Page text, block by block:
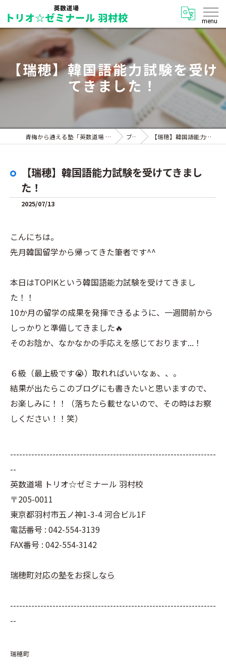
【瑞穂】韓国語能力試験を受け
てきました！
青梅から通える塾「英数道場 トリオ☆ゼミナール 羽村校」 ブログ 【瑞穂】韓国語能力試験を受けてきました！
【瑞穂】韓国語能力試験を受けてきまし
た！
2025/07/13
こんにちは。
先月韓国留学から帰ってきた筆者です^^
本日はTOPIKという韓国語能力試験を受けてきまし
た！！
10か月の留学の成果を発揮できるように、一週間前から
しっかりと準備してきました🔥
そのお陰か、なかなかの手応えを感じております...！
６級（最上級です😭）取れればいいなぁ、、。
結果が出たらこのブログにも書きたいと思いますので、
お楽しみに！！（落ちたら載せないので、その時はお察
しください！！笑）
--------------------------------------------------------------------
--
英数道場 トリオ☆ゼミナール 羽村校
〒205-0011
東京都羽村市五ノ神1-3-4 河合ビル1F
電話番号 : 042-554-3139
FAX番号 : 042-554-3142
瑞穂町対応の塾をお探しなら
--------------------------------------------------------------------
--
瑞穂町